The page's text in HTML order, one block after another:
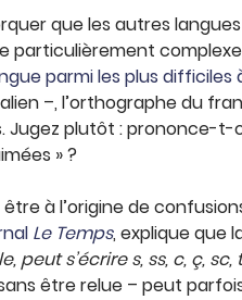
que les autres
particulièrement complexe.
parmi les plus difficiles
–, l’orthographe du
plutôt : prononce-t-
» ?
à l’origine de
Le Temps, explique que
peut s’écrire s, ss, c, ç, sc,
être relue – peut